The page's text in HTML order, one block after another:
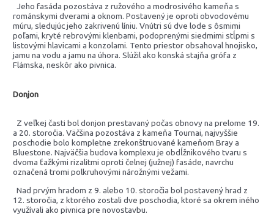
Jeho fasáda pozostáva z ružového a modrosivého kameňa s
románskymi dverami a oknom. Postavený je oproti obvodovému
múru, sledujúc jeho zakrivenú líniu. Vnútri sú dve lode s ôsmimi
poľami, kryté rebrovými klenbami, podoprenými siedmimi stĺpmi s
listovými hlavicami a konzolami. Tento priestor obsahoval hnojisko,
jamu na vodu a jamu na úhora. Slúžil ako konská stajňa grófa z
Flámska, neskôr ako pivnica.
Donjon
Z veľkej časti bol donjon prestavaný počas obnovy na prelome 19.
a 20. storočia. Väčšina pozostáva z kameňa Tournai, najvyššie
poschodie bolo kompletne zrekonštruované kameňom Bray a
Bluestone. Najväčšia budova komplexu je obdĺžnikového tvaru s
dvoma ťažkými rizalitmi oproti čelnej (južnej) fasáde, navrchu
označená tromi polkruhovými nárožnými vežami.
Nad prvým hradom z 9. alebo 10. storočia bol postavený hrad z
12. storočia, z ktorého zostali dve poschodia, ktoré sa okrem iného
využívali ako pivnica pre novostavbu.